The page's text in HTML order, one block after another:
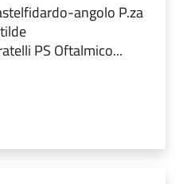
angolo P.za
PS Oftalmico...